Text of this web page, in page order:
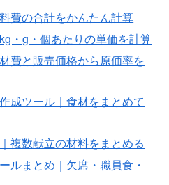
費の合計をかんたん計算
・g・個あたりの単価を計算
費と販売価格から原価率を
成ツール｜食材をまとめて
複数献立の材料をまとめる
ルまとめ｜欠席・職員食・